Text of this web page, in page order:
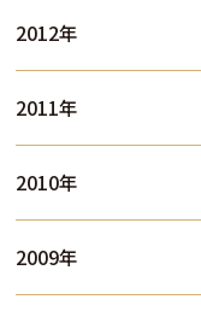
2012年
2011年
2010年
2009年